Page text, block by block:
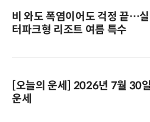
비 와도 폭염이어도 걱정 끝…실
터파크형 리조트 여름 특수
[오늘의 운세] 2026년 7월 30
운세